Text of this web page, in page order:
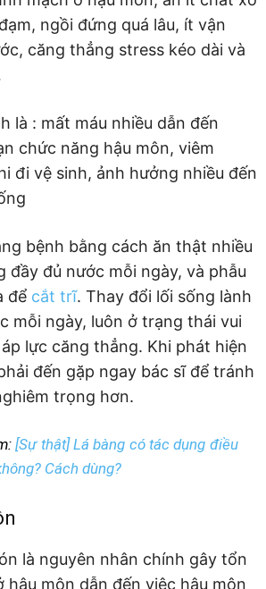
ngồi đứng quá lâu, ít vận
căng thẳng stress kéo dài và
là : mất máu nhiều dẫn đến
chức năng hậu môn, viêm
đi vệ sinh, ảnh hưởng nhiều đến
bệnh bằng cách ăn thật nhiều
đầy đủ nước mỗi ngày, và phẫu
để cắt trĩ. Thay đổi lối sống lành
mỗi ngày, luôn ở trạng thái vui
lực căng thẳng. Khi phát hiện
đến gặp ngay bác sĩ để tránh
trọng hơn.
[Sự thật] Lá bàng có tác dụng điều
Cách dùng?
là nguyên nhân chính gây tổn
môn dẫn đến việc hậu môn